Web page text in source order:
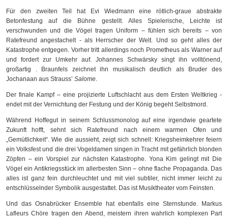
Für den zweiten Teil hat Evi Wiedmann eine rötlich-graue abstrakte
Betonfestung auf die Bühne gestellt. Alles Spielerische, Leichte ist
verschwunden und die Vögel tragen Uniform – fühlen sich bereits – von
Ratefreund angestachelt - als Herrscher der Welt. Und so geht alles der
Katastrophe entgegen. Vorher tritt allerdings noch Prometheus als Warner auf
und fordert zur Umkehr auf. Johannes Schwärsky singt ihn volltönend,
großartig . Braunfels zeichnet ihn musikalisch deutlich als Bruder des
Jochanaan aus Strauss’ Salome.
Der finale Kampf – eine projizierte Luftschlacht aus dem Ersten Weltkrieg -
endet mit der Vernichtung der Festung und der König begeht Selbstmord.
Während Hoffegut in seinem Schlussmonolog auf eine irgendwie geartete
Zukunft hofft, sehnt sich Ratefreund nach einem warmen Ofen und
„Gemütlichkeit“. Wie die aussieht, zeigt sich schnell: Kriegsheimkehrer feiern
ein Volksfest und die drei Vogeldamen singen in Tracht mit gefährlich blonden
Zöpfen – ein Vorspiel zur nächsten Katastrophe. Yona Kim gelingt mit Die
Vögel ein Antikriegsstück im allerbesten Sinn – ohne flache Propaganda. Das
alles ist ganz fein durchleuchtet und mit viel subtiler, nicht immer leicht zu
entschlüsselnder Symbolik ausgestattet. Das ist Musiktheater vom Feinsten.
Und das Osnabrücker Ensemble hat ebenfalls eine Sternstunde. Markus
Lafleurs Chöre tragen den Abend, meistern ihren wahrlich komplexen Part